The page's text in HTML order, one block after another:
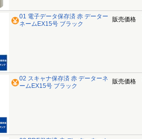
01 電子データ保存済 赤 データー
ネームEX15号 ブラック
販売価格
02 スキャナ保存済 赤 データーネ
ームEX15号 ブラック
販売価格